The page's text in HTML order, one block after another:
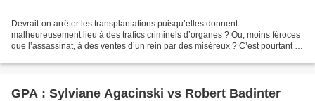
Devrait-on arrêter les transplantations puisqu’elles donnent
malheureusement lieu à des trafics criminels d’organes ? Ou, moins féroces
que l’assassinat, à des ventes d’un rein par des miséreux ? C’est pourtant à
GPA : Sylviane Agacinski vs Robert Badinter